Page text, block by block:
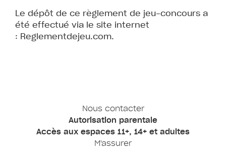
Le dépôt de ce règlement de jeu-concours a
été effectué via le site internet
: Reglementdejeu.com.
Nous contacter
Autorisation parentale
Accès aux espaces 11+, 14+ et adultes
M'assurer